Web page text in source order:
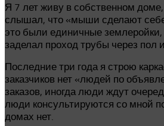
Я 7 лет живу в собственном
слышал, что «мыши сделают
это были единичные
заделал проход трубы через пол
Последние три года я строю
заказчиков нет «людей по
заказов, иногда люди ждут
люди консультируются со мной
домах нет.